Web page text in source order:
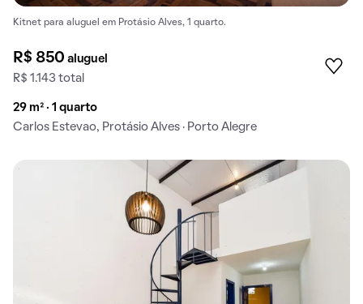
Kitnet para aluguel em Protásio Alves, 1 quarto.
R$ 850aluguel
R$ 1.143 total
29 m² · 1 quarto
Carlos Estevao, Protásio Alves · Porto Alegre